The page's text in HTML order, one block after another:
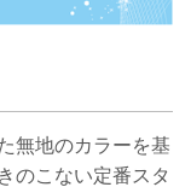
無地のカラーを基
のこない定番スタ